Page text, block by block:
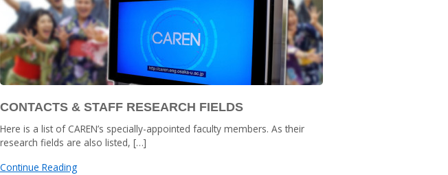
CONTACTS & STAFF RESEARCH FIELDS
Here is a list of CAREN’s specially-appointed faculty members. As their
research fields are also listed, […]
Continue Reading